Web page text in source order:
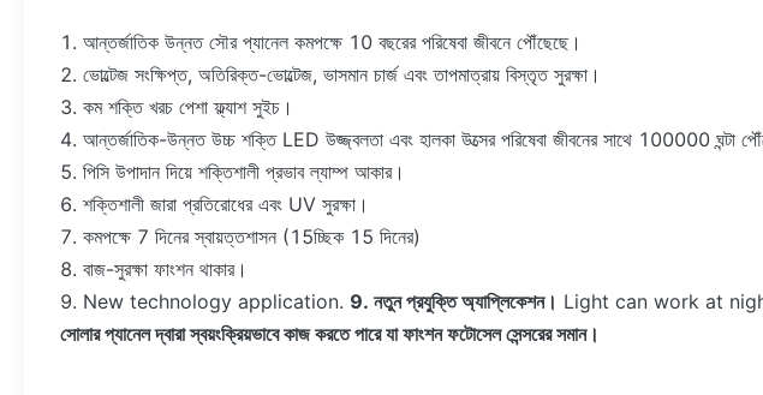
1. আন্তর্জাতিক উন্নত সৌর প্যানেল কমপক্ষে 10 বছরের পরিষেবা জীবনে পৌঁছেছে।
2. ভোল্টেজ সংক্ষিপ্ত, অতিরিক্ত-ভোল্টেজ, ভাসমান চার্জ এবং তাপমাত্রায় বিস্তৃত সুরক্ষা।
3. কম শক্তি খরচ পেশা ফ্ল্যাশ সুইচ।
4. আন্তর্জাতিক-উন্নত উচ্চ শক্তি LED উজ্জ্বলতা এবং হালকা উত্সের পরিষেবা জীবনের সাথে 100000 ঘন্টা
5. পিসি উপাদান দিয়ে শক্তিশালী প্রভাব ল্যাম্প আকার।
6. শক্তিশালী জারা প্রতিরোধের এবং UV সুরক্ষা।
7. কমপক্ষে 7 দিনের স্বায়ত্তশাসন (15চ্ছিক 15 দিনের)
8. বাজ-সুরক্ষা ফাংশন থাকার।
9. New technology application. 9. নতুন প্রযুক্তি অ্যাপ্লিকেশন। Light can work at
সোলার প্যানেল দ্বারা স্বয়ংক্রিয়ভাবে কাজ করতে পারে যা ফাংশন ফটোসেল সেন্সরের সমান।